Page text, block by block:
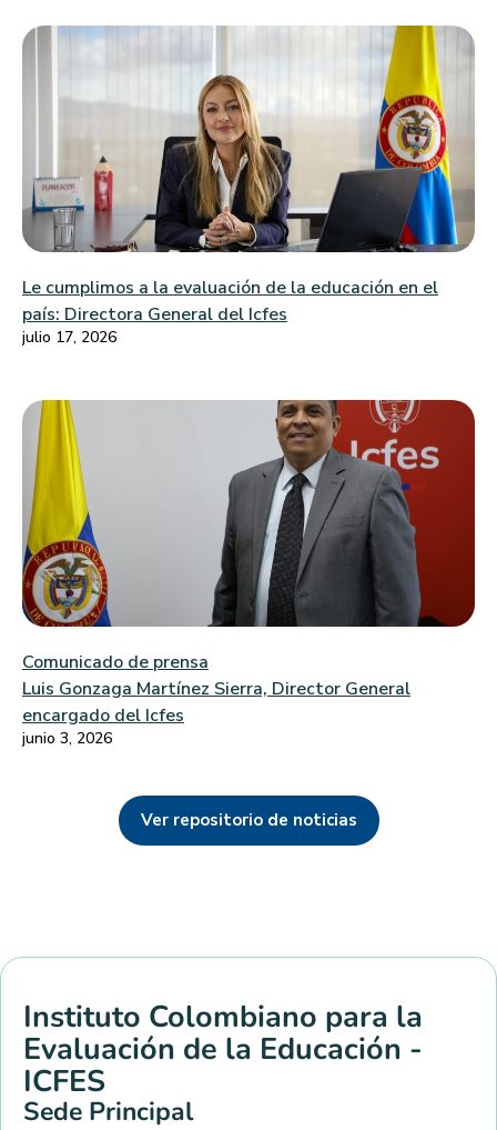
Le cumplimos a la evaluación de la educación en el
país: Directora General del Icfes
julio 17, 2026
Comunicado de prensa
Luis Gonzaga Martínez Sierra, Director General
encargado del Icfes
junio 3, 2026
Ver repositorio de noticias
Instituto Colombiano para la
Evaluación de la Educación -
ICFES
Sede Principal